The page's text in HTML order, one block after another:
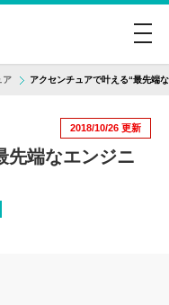
ア アクセンチュアで叶える“最先端
2018/10/26 更新
先端なエンジニ